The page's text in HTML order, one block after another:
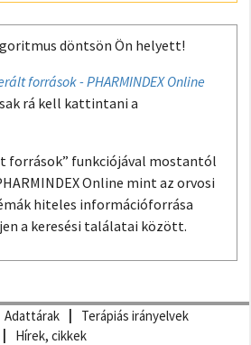
döntsön Ön helyett!
források - PHARMINDEX Online
rá kell kattintani a
források” funkciójával mostantól
Online mint az orvosi
hiteles információforrása
a keresési találatai között.
Adattárak
Terápiás irányelvek
Hírek, cikkek